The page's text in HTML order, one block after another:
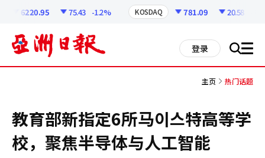
6220.95 75.43 -1.2% KOSDAQ 781.09 20.58
登录 搜 all
主页 热门话题
教育部新指定6所马이스特高等学
校，聚焦半导体与人工智能